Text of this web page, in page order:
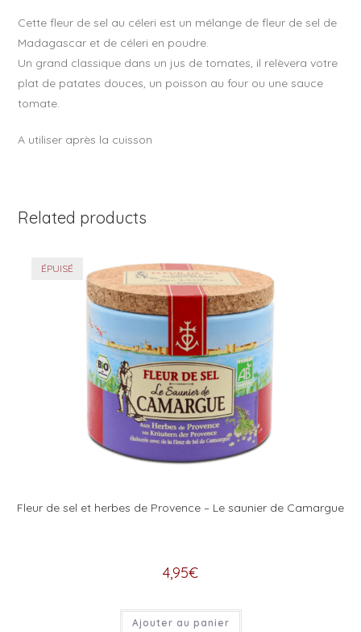
Cette fleur de sel au céleri est un mélange de fleur de sel de
Madagascar et de céleri en poudre.
Un grand classique dans un jus de tomates, il relèvera votre
plat de patates douces, un poisson au four ou une sauce
tomate.
A utiliser après la cuisson
Related products
ÉPUISÉ
Fleur de sel et herbes de Provence – Le saunier de Camargue
4,95€
Ajouter au panier